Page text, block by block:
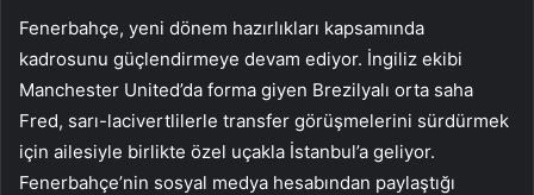
Fenerbahçe, yeni dönem hazırlıkları kapsamında
kadrosunu güçlendirmeye devam ediyor. İngiliz ekibi
Manchester United’da forma giyen Brezilyalı orta saha
Fred, sarı-lacivertlilerle transfer görüşmelerini sürdürmek
için ailesiyle birlikte özel uçakla İstanbul’a geliyor.
Fenerbahçe’nin sosyal medya hesabından paylaştığı